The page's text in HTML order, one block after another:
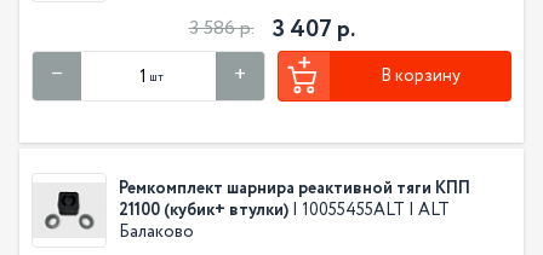
3 586 р. 3 407 р.
шт В корзину
Ремкомплект шарнира реактивной тяги КПП
21100 (кубик+ втулки) | 10055455ALT | ALT
Балаково